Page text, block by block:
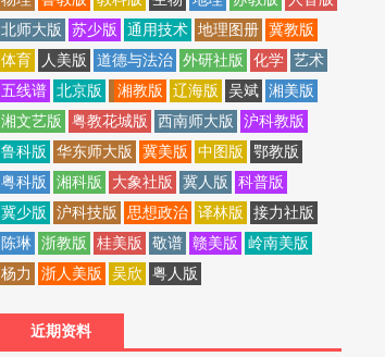
北师大版
苏少版 通用技术 地理图册
冀教版
体育
人美版 道德与法治 外研社版 化学
艺术
五线谱
北京版 湘教版 辽海版 吴斌
湘美版
湘文艺版
粤教花城版 西南师大版
沪科教版
鲁科版
华东师大版 冀美版 中图版
鄂教版
粤科版
湘科版 大象社版 冀人版
科普版
冀少版
沪科技版 思想政治 译林版
接力社版
陈琳
浙教版 桂美版 敬谱 赣美版
岭南美版
杨力
浙人美版 吴欣 粤人版
近期资料